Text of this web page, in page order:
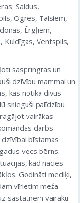
Saldus,
Ogres, Talsiem,
Ērgļiem,
Kuldīgas, Ventspils,
saspringtās un
dzīvību mammai un
kas notika divus
snieguši palīdzību
vairākas
darbs
bīstamas
vecs bērns.
kad nācies
Godināti mediķi,
vīrietim meža
sastatnēm vairāku